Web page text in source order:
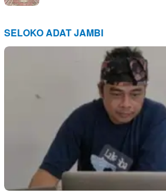
SELOKO ADAT JAMBI